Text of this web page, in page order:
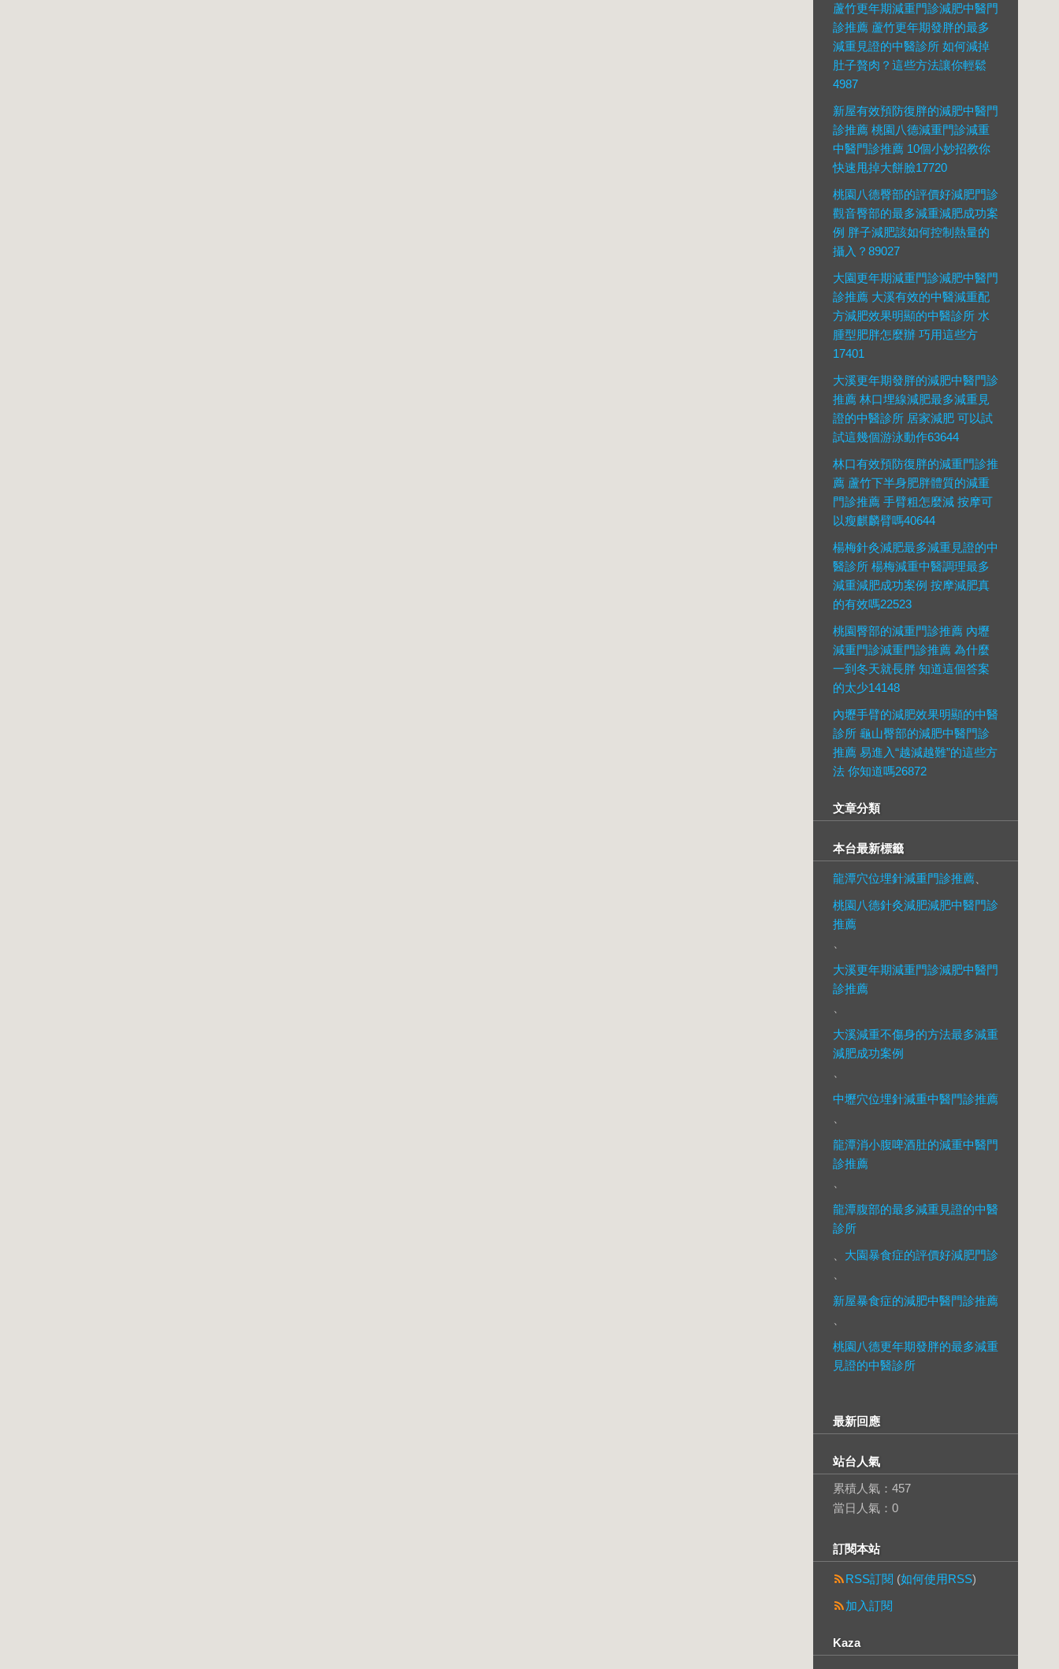
蘆竹更年期減重門診減肥中醫門
診推薦 蘆竹更年期發胖的最多
減重見證的中醫診所 如何減掉
肚子贅肉？這些方法讓你輕鬆
4987
新屋有效預防復胖的減肥中醫門
診推薦 桃園八德減重門診減重
中醫門診推薦 10個小妙招教你
快速甩掉大餅臉17720
桃園八德臀部的評價好減肥門診
觀音臀部的最多減重減肥成功案
例 胖子減肥該如何控制熱量的
攝入？89027
大園更年期減重門診減肥中醫門
診推薦 大溪有效的中醫減重配
方減肥效果明顯的中醫診所 水
腫型肥胖怎麼辦 巧用這些方
17401
大溪更年期發胖的減肥中醫門診
推薦 林口埋線減肥最多減重見
證的中醫診所 居家減肥 可以試
試這幾個游泳動作63644
林口有效預防復胖的減重門診推
薦 蘆竹下半身肥胖體質的減重
門診推薦 手臂粗怎麼減 按摩可
以瘦麒麟臂嗎40644
楊梅針灸減肥最多減重見證的中
醫診所 楊梅減重中醫調理最多
減重減肥成功案例 按摩減肥真
的有效嗎22523
桃園臀部的減重門診推薦 內壢
減重門診減重門診推薦 為什麼
一到冬天就長胖 知道這個答案
的太少14148
內壢手臂的減肥效果明顯的中醫
診所 龜山臀部的減肥中醫門診
推薦 易進入“越減越難”的這些方
法 你知道嗎26872
文章分類
本台最新標籤
龍潭穴位埋針減重門診推薦
桃園八德針灸減肥減肥中醫門診
推薦
大溪更年期減重門診減肥中醫門
診推薦
大溪減重不傷身的方法最多減重
減肥成功案例
中壢穴位埋針減重中醫門診推薦
龍潭消小腹啤酒肚的減重中醫門
診推薦
龍潭腹部的最多減重見證的中醫
診所
大園暴食症的評價好減肥門診
新屋暴食症的減肥中醫門診推薦
桃園八德更年期發胖的最多減重
見證的中醫診所
最新回應
站台人氣
累積人氣： 457
當日人氣： 0
訂閱本站
RSS訂閱 (如何使用RSS)
加入訂閱
Kaza